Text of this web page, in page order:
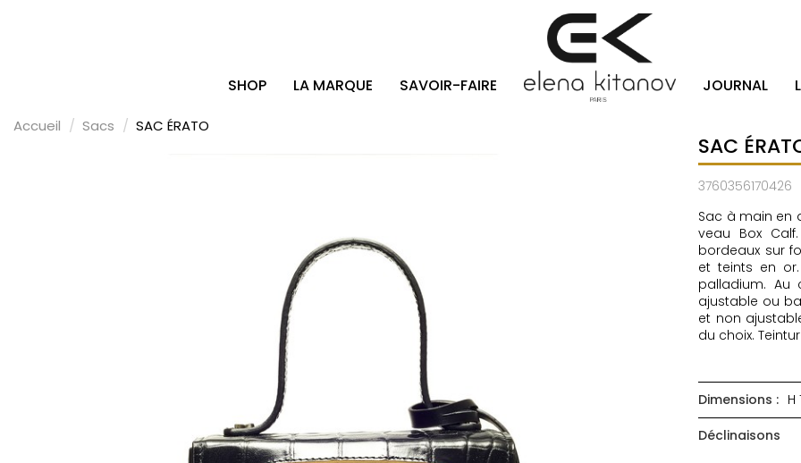
SHOP LA MARQUE SAVOIR-FAIRE JOURNAL
Accueil Sacs SAC ÉRATO
SAC
3760356170426
Sac à main en
veau Box
bordeaux sur
et teints en
palladium. Au
ajustable ou
et non
du choix.
Dimensions : H
Déclinaisons